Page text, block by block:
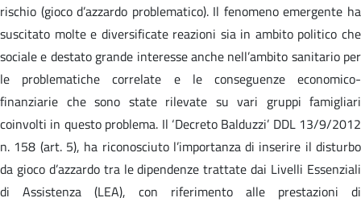
rischio (gioco d’azzardo problematico). Il fenomeno emergente ha
suscitato molte e diversificate reazioni sia in ambito politico che
sociale e destato grande interesse anche nell’ambito sanitario per
le problematiche correlate e le conseguenze economico-
finanziarie che sono state rilevate su vari gruppi famigliari
coinvolti in questo problema. Il ‘Decreto Balduzzi’ DDL 13/9/2012
n. 158 (art. 5), ha riconosciuto l’importanza di inserire il disturbo
da gioco d’azzardo tra le dipendenze trattate dai Livelli Essenziali
di Assistenza (LEA), con riferimento alle prestazioni di